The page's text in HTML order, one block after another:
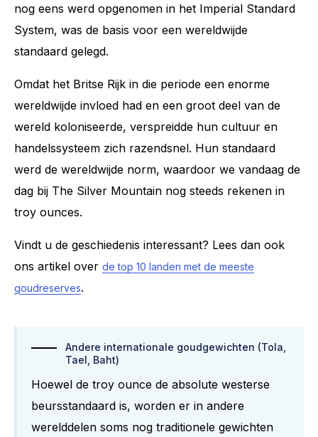
nog eens werd opgenomen in het Imperial Standard
System, was de basis voor een wereldwijde
standaard gelegd.
Omdat het Britse Rijk in die periode een enorme
wereldwijde invloed had en een groot deel van de
wereld koloniseerde, verspreidde hun cultuur en
handelssysteem zich razendsnel. Hun standaard
werd de wereldwijde norm, waardoor we vandaag de
dag bij The Silver Mountain nog steeds rekenen in
troy ounces.
Vindt u de geschiedenis interessant? Lees dan ook
ons artikel over de top 10 landen met de meeste
goudreserves.
Andere internationale goudgewichten (Tola,
Tael, Baht)
Hoewel de troy ounce de absolute westerse
beursstandaard is, worden er in andere
werelddelen soms nog traditionele gewichten